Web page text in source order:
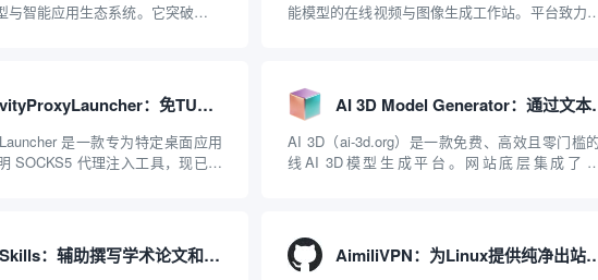
智能应用生态系统。它突破了单
能模型的在线视频与图像生成工作站。平台致力
AntigravityProxyLauncher：免TUN全局代理使用Antigravity IDE
是一款专为特定桌面应用
SOCKS5 代理注入工具，现已支
AI 3D Model
AI 3D（ai-3d.org）是一款免费、高效且零门槛
线AI 3D模型生成平台。网站底层集成了
Nature-Skills：辅助撰写学术论文和绘制科研图表的智能体插件 AimiliVPN：为Linux提供